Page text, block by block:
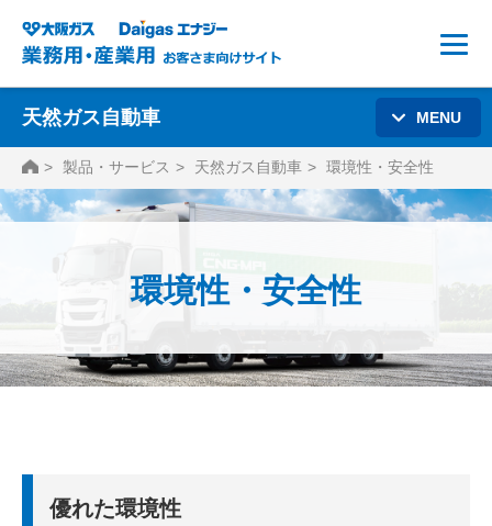
天然ガス自動車 MENU
HOME製品・サービス 天然ガス自動車 環境性・安全性
環境性・安全性
優れた環境性